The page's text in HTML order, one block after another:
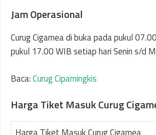
Jam Operasional
Curug Cigamea di buka pada pukul
pukul 17.00 WIB setiap hari Senin s/d
Baca:Curug Cipamingkis
Harga Tiket Masuk Curug